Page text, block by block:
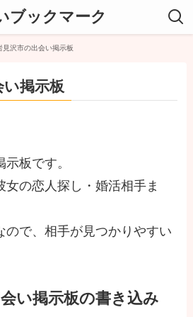
ブックマーク
見沢市の出会い掲示板
掲示板
板です。
女の恋人探し・婚活相手ま
ので、相手が見つかりやすい
会い掲示板の書き込み